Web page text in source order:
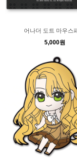
어나더 도트 마우스
5,000원